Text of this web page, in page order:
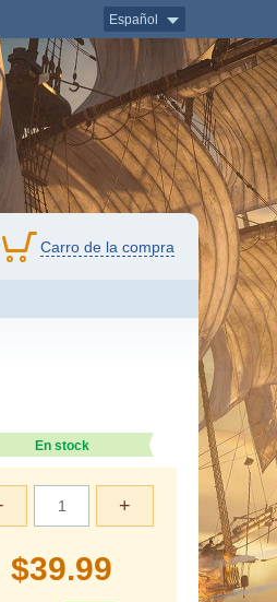
Español
Carro de la compra
En stock
+
$39.99